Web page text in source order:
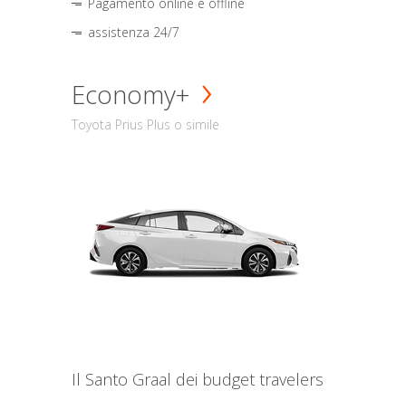
assistenza 24/7
Economy+
Toyota Prius Plus o simile
Il Santo Graal dei budget travelers